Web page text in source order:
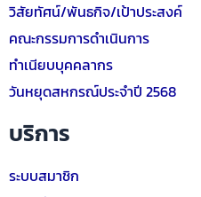
วิสัยทัศน์/พันธกิจ/เป้าประสงค์
คณะกรรมการดำเนินการ
ทำเนียบบุคคลากร
วันหยุดสหกรณ์ประจำปี 2568
บริการ
ระบบสมาชิก